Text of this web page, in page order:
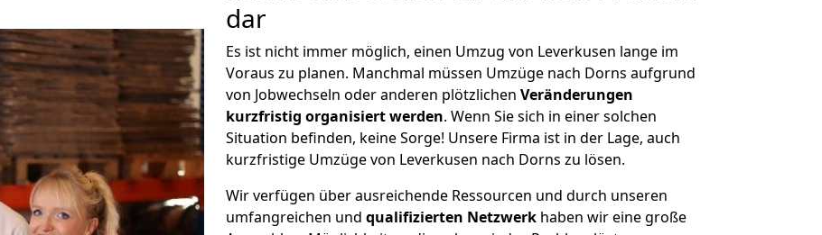
dar
Es ist nicht immer möglich, einen Umzug von Leverkusen lange im
Voraus zu planen. Manchmal müssen Umzüge nach Dorns aufgrund
von Jobwechseln oder anderen plötzlichen Veränderungen
kurzfristig organisiert werden. Wenn Sie sich in einer solchen
Situation befinden, keine Sorge! Unsere Firma ist in der Lage, auch
kurzfristige Umzüge von Leverkusen nach Dorns zu lösen.
Wir verfügen über ausreichende Ressourcen und durch unseren
umfangreichen und qualifizierten Netzwerk haben wir eine große